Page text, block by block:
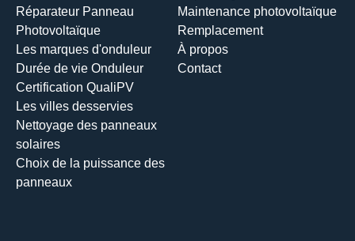
Réparateur Panneau
Photovoltaïque
Les marques d'onduleur
Durée de vie Onduleur
Certification QualiPV
Les villes desservies
Nettoyage des panneaux
solaires
Choix de la puissance des
panneaux
Maintenance photovoltaïque
Remplacement
À propos
Contact